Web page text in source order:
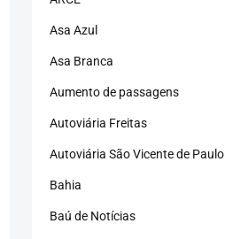
Asa Azul
Asa Branca
Aumento de passagens
Autoviária Freitas
Autoviária São Vicente de Paulo
Bahia
Baú de Notícias